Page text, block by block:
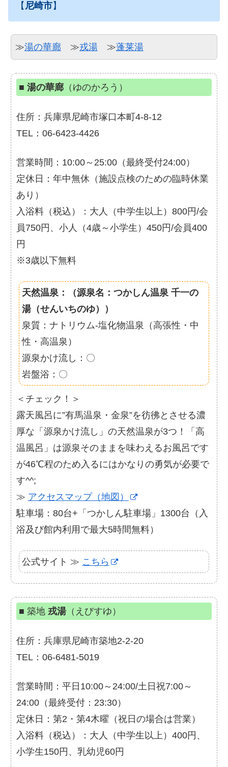
【 尼崎市】
≫湯の華廊 ≫戎湯 ≫蓬莱湯
■ 湯の華廊 （ゆのかろう）
住所：兵庫県尼崎市塚口本町4-8-12
TEL：06-6423-4426
営業時間：10:00～25:00（最終受付24:00）
定休日：年中無休（施設点検のための臨時休業
あり）
入浴料（税込）：大人（中学生以上）800円/会
員750円、小人（4歳～小学生）450円/会員400
円
※3歳以下無料
天然温泉：（源泉名：つかしん温泉 千一の
湯（せんいちのゆ））
泉質：ナトリウム-塩化物温泉（高張性・中
性・高温泉）
源泉かけ流し：〇
岩盤浴：〇
＜チェック！＞
露天風呂に”有馬温泉・金泉”を彷彿とさせる濃
厚な「源泉かけ流し」の天然温泉が3つ！「高
温風呂」は源泉そのままを味わえるお風呂です
が46℃程のため入るにはかなりの勇気が必要で
す^^;
≫ アクセスマップ（地図）
駐車場：80台+「つかしん駐車場」1300台（入
浴及び館内利用で最大5時間無料）
公式サイト ≫ こちら
■ 築地 戎湯（えびすゆ）
住所：兵庫県尼崎市築地2-2-20
TEL：06-6481-5019
営業時間：平日10:00～24:00/土日祝7:00～
24:00（最終受付：23:30）
定休日：第2・第4木曜（祝日の場合は営業）
入浴料（税込）：大人（中学生以上）400円、
小学生150円、乳幼児60円